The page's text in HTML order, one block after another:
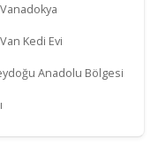
Vanadokya
Van Kedi Evi
Anadolu Bölgesi